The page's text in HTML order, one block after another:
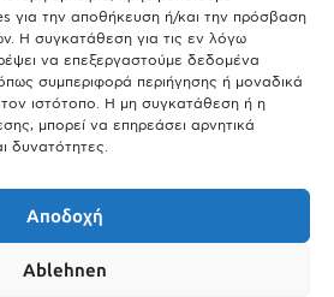
για την αποθήκευση ή/και την πρόσβαση
Η συγκατάθεση για τις εν λόγω
να επεξεργαστούμε δεδομένα
συμπεριφορά περιήγησης ή μοναδικά
ιστότοπο. Η μη συγκατάθεση ή η
μπορεί να επηρεάσει αρνητικά
δυνατότητες.
Αποδοχή
Ablehnen
από τους ισχυρούς ανέμους